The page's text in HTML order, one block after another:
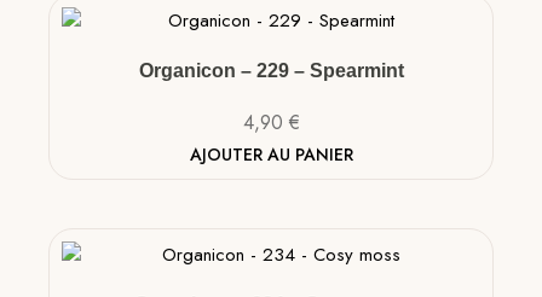
Organicon – 229 – Spearmint
4,90 €
AJOUTER AU PANIER